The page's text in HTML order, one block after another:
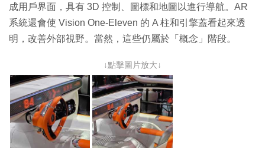
成用戶界面，具有 3D 控制、圖標和地圖以進行導航。AR
系統還會使 Vision One-Eleven 的 A 柱和引擎蓋看起來透
明，改善外部視野。當然，這些仍屬於「概念」階段。
↓點擊圖片放大↓